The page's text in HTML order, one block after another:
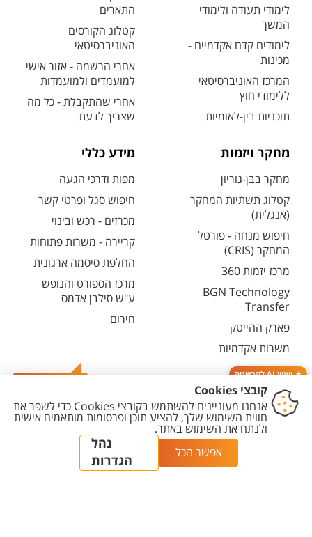
ייעוץ AI להרשמה
לימודי תעודה ולימודי
המשך
לימודים קדם אקדמיים -
מכינות
המרכז האוניברסיטאי
ללימודי חוץ
תוכניות בין-לאומיות
התארים
קטלוג הקורסים
האוניברסיטאי
אחרי הרשמה - אזור אישי
למועמדים ולמועמדות
אחרי שהתקבלת - כל מה
שצריך לדעת
מחקר ויזמות
מחקר בבן-גוריון
קטלוג תשתיות המחקר
(אנגלית)
חיפוש מנחה - פורטל
המחקר (CRIS)
מרכז יזמות 360
BGN Technology
Transfer
פארק ההייטק
משרות אקדמיות
מידע כללי
מפות ודרכי הגעה
חיפוש סגל ופרטי קשר
מכרזים - רכש ובינוי
קריירה - משרות פתוחות
החלפת סיסמה ארגונית
מרכז הספורט והנופש
ע"ש סילבן אדמס
חירום
נגישות
מדיניות
מדיניות עריכת
תוכן